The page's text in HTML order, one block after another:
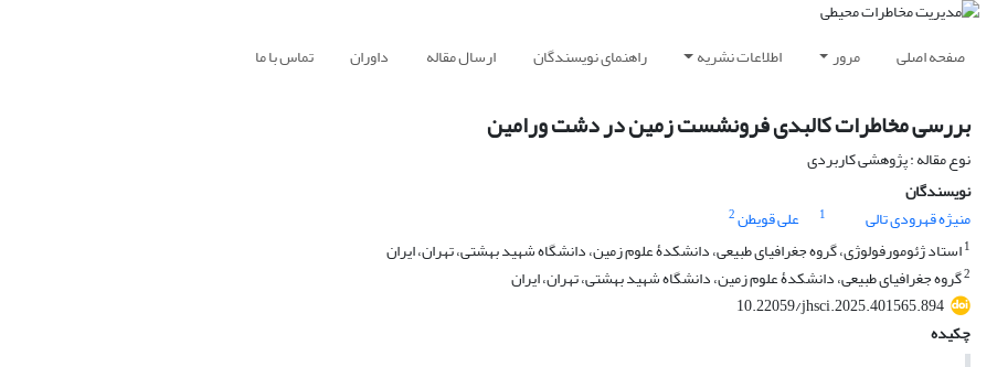
صفحه اصلی مرور اطلاعات نشریه راهنمای نویسندگان ارسال مقاله داوران تماس با ما
بررسی مخاطرات کالبدی فرونشست زمین در دشت ورامین
نوع مقاله : پژوهشی کاربردی
نویسندگان
منیژه قهرودی تالی
1 علی قویطن2
1استاد ژئومورفولوژی، گروه جغرافیای طبیعی، دانشکدۀ علوم زمین، دانشگاه شهید بهشتی، تهران، ایران
2گروه جغرافیای طبیعی، دانشکدۀ علوم زمین، دانشگاه شهید بهشتی، تهران، ایران
10.22059/jhsci.2025.401565.894
چکیده